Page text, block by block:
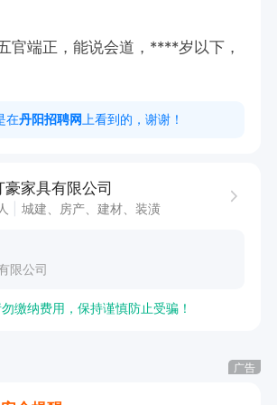
官端正，能说会道，****岁以下，
在丹阳招聘网 上看到的，谢谢！
豪家具有限公司
城建、房产、建材、装潢
限公司
缴纳费用，保持谨慎防止受骗！
广告